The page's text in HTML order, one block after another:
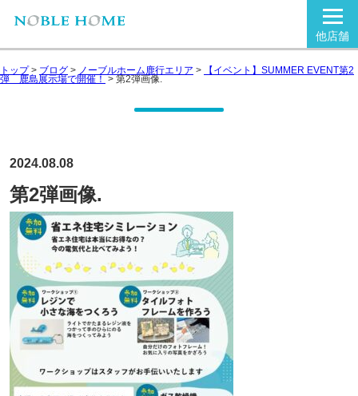
他店舗
トップ> ブログ > ノーブルホーム鹿行エリア > 【イベント】SUMMER EVENT第2
弾 鹿島展示場で開催！ > 第2弾画像.
2024.08.08
第2弾画像.